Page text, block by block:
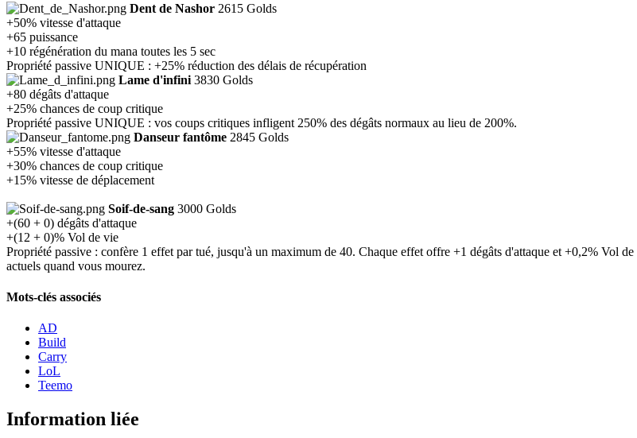
Dent de Nashor 2615 Golds
+50% vitesse d'attaque
+65 puissance
+10 régénération du mana toutes les 5 sec
Propriété passive UNIQUE : +25% réduction des délais de récupération
Lame d'infini 3830 Golds
+80 dégâts d'attaque
+25% chances de coup critique
Propriété passive UNIQUE : vos coups critiques infligent 250% des dégâts normaux au lieu de 200%.
Danseur fantôme 2845 Golds
+55% vitesse d'attaque
+30% chances de coup critique
+15% vitesse de déplacement
Soif-de-sang 3000 Golds
+(60 + 0) dégâts d'attaque
+(12 + 0)% Vol de vie
Propriété passive : confère 1 effet par tué, jusqu'à un maximum de 40. Chaque effet offre +1 dégâts d'attaque et +0,2% Vol
actuels quand vous mourez.
Mots-clés associés
AD
Build
Carry
LoL
Teemo
Information liée